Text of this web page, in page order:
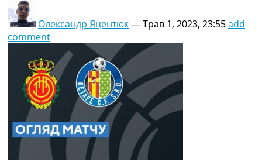
Олександр Яцентюк—Трав 1, 2023, 23:55add
comment